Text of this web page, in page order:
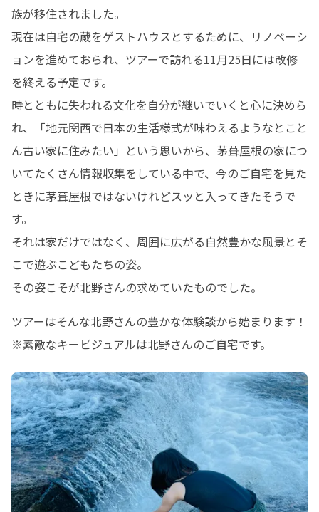
族が移住されました。
現在は自宅の蔵をゲストハウスとするために、リノベーシ
ョンを進めておられ、ツアーで訪れる11月25日には改修
を終える予定です。
時とともに失われる文化を自分が継いでいくと心に決めら
れ、「地元関西で日本の生活様式が味わえるようなとこと
ん古い家に住みたい」という思いから、茅葺屋根の家につ
いてたくさん情報収集をしている中で、今のご自宅を見た
ときに茅葺屋根ではないけれどスッと入ってきたそうで
す。
それは家だけではなく、周囲に広がる自然豊かな風景とそ
こで遊ぶこどもたちの姿。
その姿こそが北野さんの求めていたものでした。
ツアーはそんな北野さんの豊かな体験談から始まります！
※素敵なキービジュアルは北野さんのご自宅です。